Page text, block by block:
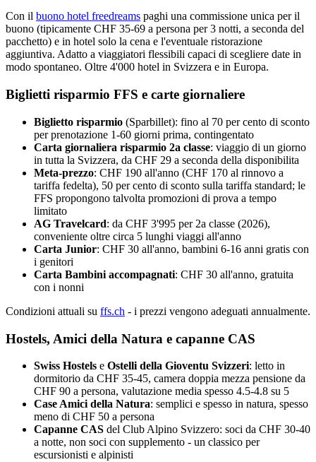
Con il buono hotel freedreams paghi una commissione unica per il
buono (tipicamente CHF 35-69 a persona per 3 notti, a seconda del
pacchetto) e in hotel solo la cena e l'eventuale ristorazione
aggiuntiva. Adatto a viaggiatori flessibili capaci di scegliere date in
modo spontaneo. Oltre 4'000 hotel in Svizzera e in Europa.
Biglietti risparmio FFS e carte giornaliere
Biglietto risparmio (Sparbillet): fino al 70 per cento di sconto
per prenotazione 1-60 giorni prima, contingentato
Carta giornaliera risparmio 2a classe: viaggio di un giorno
in tutta la Svizzera, da CHF 29 a seconda della disponibilita
Meta-prezzo: CHF 190 all'anno (CHF 170 al rinnovo a
tariffa fedelta), 50 per cento di sconto sulla tariffa standard; le
FFS propongono talvolta promozioni di prova a tempo
limitato
AG Travelcard: da CHF 3'995 per 2a classe (2026),
conveniente oltre circa 5 lunghi viaggi all'anno
Carta Junior: CHF 30 all'anno, bambini 6-16 anni gratis con
i genitori
Carta Bambini accompagnati: CHF 30 all'anno, gratuita
con i nonni
Condizioni attuali su ffs.ch - i prezzi vengono adeguati annualmente.
Hostels, Amici della Natura e capanne CAS
Swiss Hostels e Ostelli della Gioventu Svizzeri: letto in
dormitorio da CHF 35-45, camera doppia mezza pensione da
CHF 90 a persona, valutazione media spesso 4.5-4.8 su 5
Case Amici della Natura: semplici e spesso in natura, spesso
meno di CHF 50 a persona
Capanne CAS del Club Alpino Svizzero: soci da CHF 30-40
a notte, non soci con supplemento - un classico per
escursionisti e alpinisti